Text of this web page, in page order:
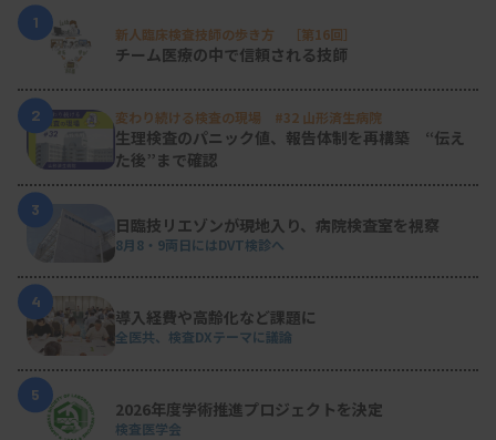
1
新人臨床検査技師の歩き方 ［第16回］
チーム医療の中で信頼される技師
2 変わり続ける検査の現場 #32 山形済生病院
生理検査のパニック値、報告体制を再構築 “伝え
た後”まで確認
3
日臨技リエゾンが現地入り、病院検査室を視察
8月8・9両日にはDVT検診へ
4
導入経費や高齢化など課題に
全医共、検査DXテーマに議論
5
2026年度学術推進プロジェクトを決定
検査医学会